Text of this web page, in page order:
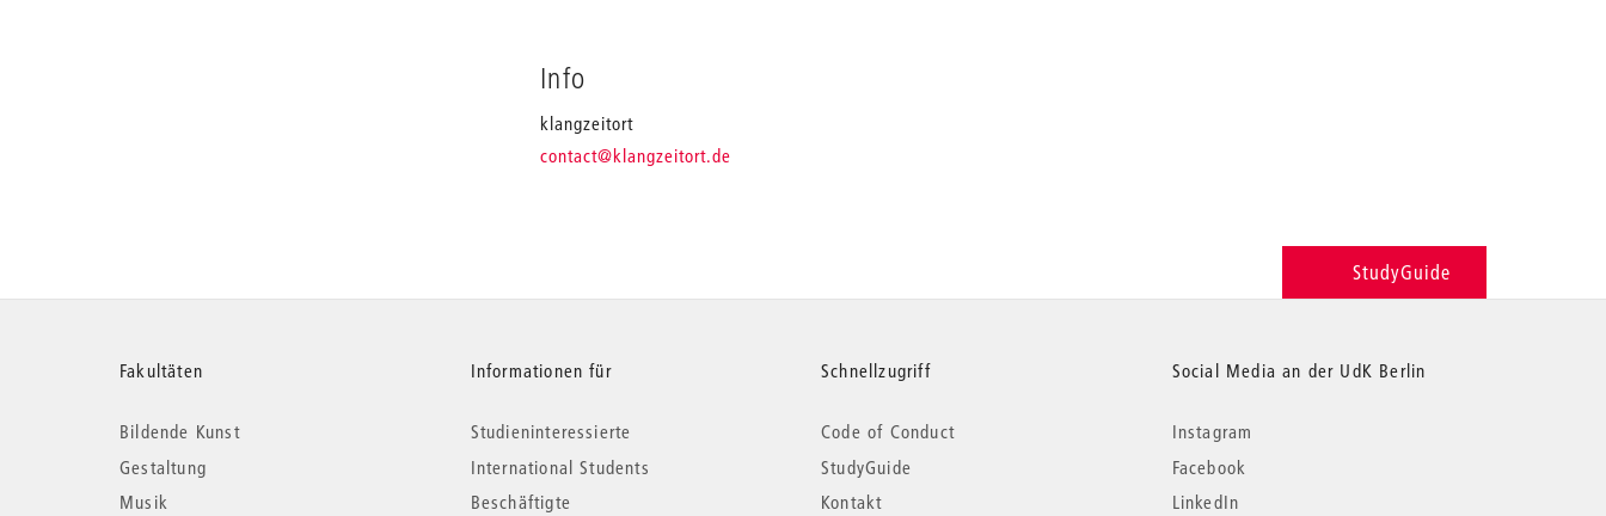
Info
klangzeitort
contact_
@klangzeitort.de
StudyGuide
Weitere
Informationen
Fakultäten
Bildende Kunst
Gestaltung
Musik
Informationen für
Studieninteressierte
International Students
Beschäftigte
Schnellzugriff
Code of Conduct
StudyGuide
Kontakt
Social Media an der UdK Berlin
Instagram
Facebook
LinkedIn